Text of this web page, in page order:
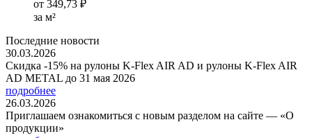
от 349,73 ₽
за м²
Последние новости
30.03.2026
Скидка -15% на рулоны K-Flex AIR AD и рулоны K-Flex AIR
AD METAL до 31 мая 2026
подробнее
26.03.2026
Приглашаем ознакомиться с новым разделом на сайте — «О
продукции»